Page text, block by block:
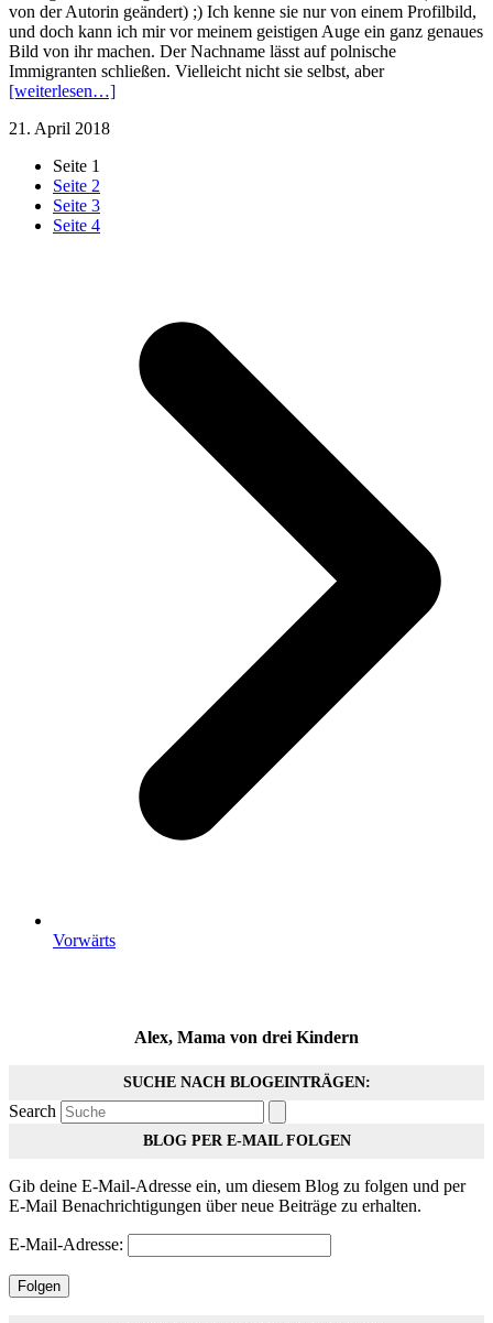
von der Autorin geändert) ;) Ich kenne sie nur von einem Profilbild,
und doch kann ich mir vor meinem geistigen Auge ein ganz genaues
Bild von ihr machen. Der Nachname lässt auf polnische
Immigranten schließen. Vielleicht nicht sie selbst, aber
[weiterlesen…]
21. April 2018
Seite 1
Seite 2
Seite 3
Seite 4
Vorwärts
Alex, Mama von drei Kindern
SUCHE NACH BLOGEINTRÄGEN:
Search
BLOG PER E-MAIL FOLGEN
Gib deine E-Mail-Adresse ein, um diesem Blog zu folgen und per
E-Mail Benachrichtigungen über neue Beiträge zu erhalten.
E-Mail-Adresse:
Folgen